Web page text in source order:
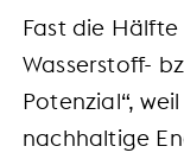
Fast die
Wasserstoff-
Potenzial“,
nachhaltige